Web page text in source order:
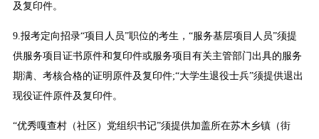
及复印件。
9.报考定向招录“项目人员”职位的考生，“服务基层项目人员”须提
供服务项目证书原件和复印件或服务项目有关主管部门出具的服务
期满、考核合格的证明原件及复印件;“大学生退役士兵”须提供退出
现役证件原件及复印件。
“优秀嘎查村（社区）党组织书记”须提供加盖所在苏木乡镇（街